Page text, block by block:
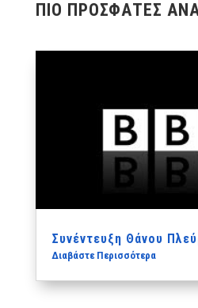
ΠΙΟ ΠΡΟΣΦΑΤΕΣ
Συνέντευξη Θάνου
Διαβάστε Περισσότερα